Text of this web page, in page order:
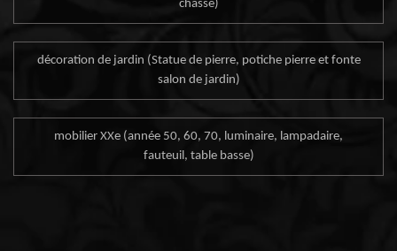
chasse)
décoration de jardin (Statue de pierre, potiche pierre et fonte
salon de jardin)
mobilier XXe (année 50, 60, 70, luminaire, lampadaire,
fauteuil, table basse)